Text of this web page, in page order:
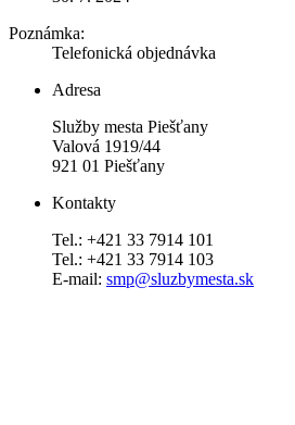
Poznámka:
Telefonická objednávka
Adresa
Služby mesta Piešťany
Valová 1919/44
921 01 Piešťany
Kontakty
Tel.: +421 33 7914 101
Tel.: +421 33 7914 103
E-mail: smp@sluzbymesta.sk